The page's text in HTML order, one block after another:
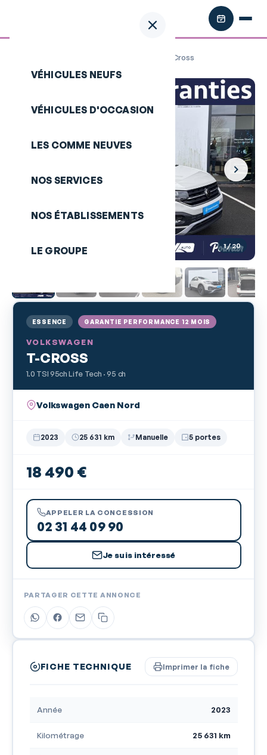
VÉHICULES NEUFS
VÉHICULES D'OCCASION
LES COMME NEUVES
NOS SERVICES
NOS ÉTABLISSEMENTS
LE GROUPE
VOLKSWAGEN T-Cross
1/ 20
FICHE TECHNIQUE Imprimer la fiche
Année 2023
Kilométrage 25 631 km
ESSENCE GARANTIE PERFORMANCE 12 MOIS
VOLKSWAGEN
T-CROSS
1.0 TSI 95ch Life Tech · 95 ch
Volkswagen Caen Nord
2023 25 631 km Manuelle 5 portes
18 490 €
APPELER LA CONCESSION
02 31 44 09 90
Je suis intéressé
PARTAGER CETTE ANNONCE